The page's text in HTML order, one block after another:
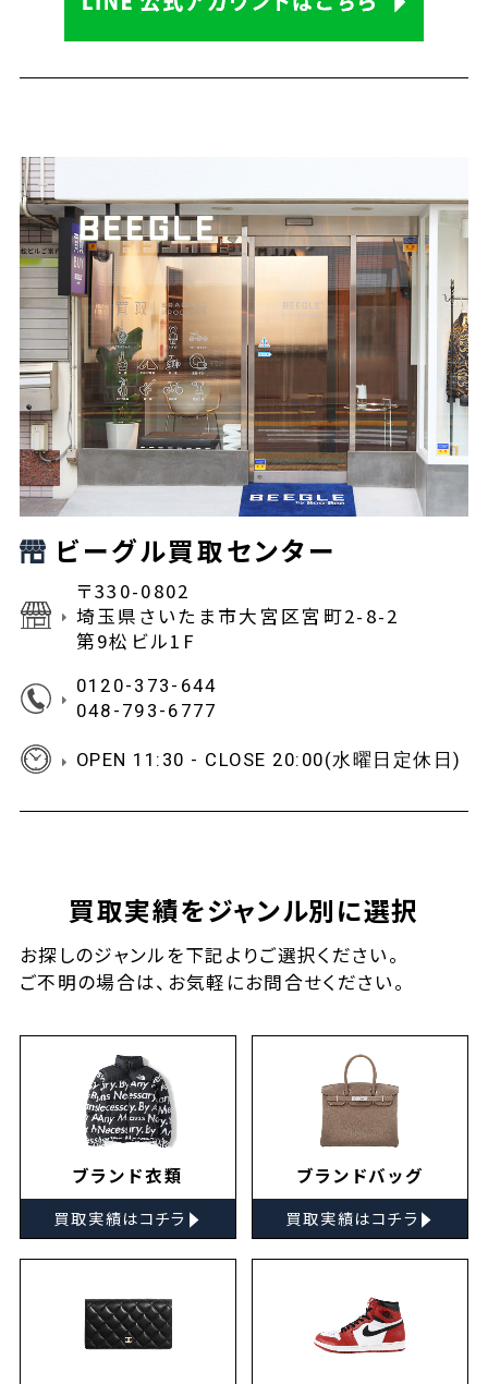
ビーグル買取センター
〒330-0802
埼玉県さいたま市大宮区宮町2-8-2
第9松ビル1F
0120-373-644
048-793-6777
OPEN 11:30 - CLOSE 20:00(水曜日定休日)
買取実績をジャンル別に選択
お探しのジャンルを下記よりご選択ください。
ご不明の場合は、お気軽にお問合せください。
ブランド衣類
買取実績はコチラ ▸
ブランドバッグ
買取実績はコチラ ▸